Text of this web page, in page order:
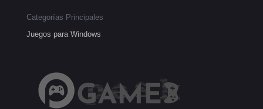
Categorías Principales
Juegos para Windows